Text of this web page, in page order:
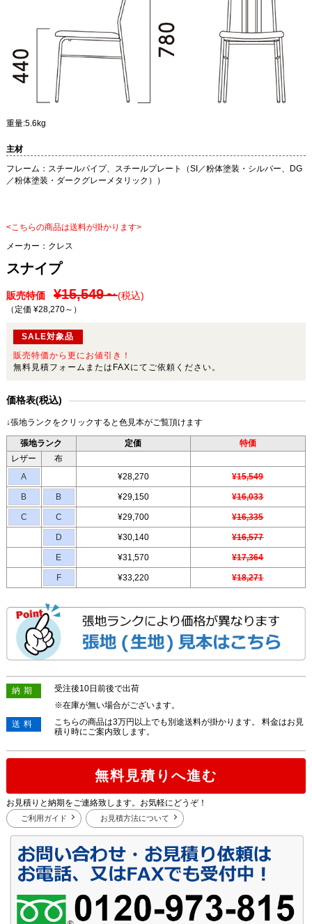
重量:5.6kg
主材
フレーム：スチールパイプ、スチールプレート（SI／粉体塗装・シルバー、DG
／粉体塗装・ダークグレーメタリック））
<こちらの商品は送料が掛かります>
メーカー： クレス
スナイプ
販売特価 ¥15,549～(税込)
（定価 ¥28,270～ ）
SALE対象品
販売特価から更にお値引き！
無料見積フォームまたはFAXにてご依頼ください。
価格表(税込)
↓張地ランクをクリックすると色見本がご覧頂けます
張地ランク 定価
特価
レザー
布
A
¥28,270 ¥15,549
B B ¥29,150 ¥16,033
C C ¥29,700 ¥16,335
D ¥30,140 ¥16,577
E ¥31,570 ¥17,364
F ¥33,220 ¥18,271
納期
受注後10日前後で出荷
※在庫が無い場合がございます。
送料
こちらの商品は3万円以上でも別途送料が掛かります。 料金はお見
積り時にご案内致します。
無料見積りへ進む
お見積りと納期をご連絡致します。お気軽にどうぞ！
ご利用ガイド お見積方法について